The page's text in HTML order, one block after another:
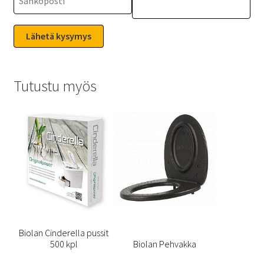
Tutustu myös
Biolan Cinderella pussit
500 kpl
Biolan Pehvakka